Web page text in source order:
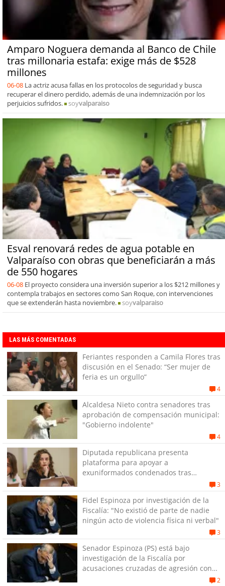
Amparo Noguera demanda al Banco de Chile
tras millonaria estafa: exige más de $528
millones
06-08 La actriz acusa fallas en los protocolos de seguridad y busca
recuperar el dinero perdido, además de una indemnización por los
perjuicios sufridos.
soyvalparaiso
Esval renovará redes de agua potable en
Valparaíso con obras que beneficiarán a más
de 550 hogares
06-08 El proyecto considera una inversión superior a los $212 millones y
contempla trabajos en sectores como San Roque, con intervenciones
que se extenderán hasta noviembre.
soyvalparaiso
LAS MÁS COMENTADAS
Feriantes responden a Camila Flores tras
discusión en el Senado: “Ser mujer de
feria es un orgullo”
4
Alcaldesa Nieto contra senadores tras
aprobación de compensación municipal:
"Gobierno indolente"
4
Diputada republicana presenta
plataforma para apoyar a
exuniformados condenados tras
3
Fidel Espinoza por investigación de la
Fiscalía: "No existió de parte de nadie
ningún acto de violencia física ni verbal"
3
Senador Espinoza (PS) está bajo
investigación de la Fiscalía por
acusaciones cruzadas de agresión con
2